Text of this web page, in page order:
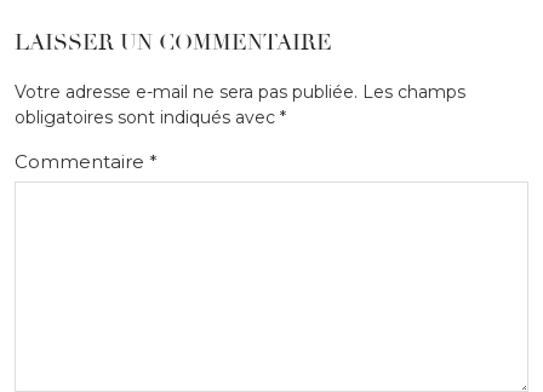
LAISSER UN COMMENTAIRE
Votre adresse e-mail ne sera pas publiée. Les champs
obligatoires sont indiqués avec *
Commentaire *